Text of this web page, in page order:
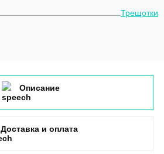
Трещотки
Описание
Доставка и оплата